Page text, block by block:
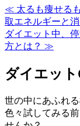
≪ 太るも痩せる
取エネルギーと
ダイエット中、
方とは？ ≫
ダイエッ
世の中にあふれ
色々試してみる